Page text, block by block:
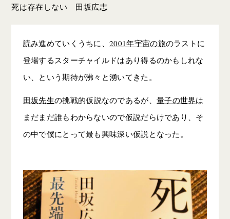
死は存在しない 田坂広志
読み進めていくうちに、2001年宇宙の旅のラストに
登場するスターチャイルドはあり得るのかもしれな
い、という期待が沸々と湧いてきた。
田坂先生の挑戦的仮説なのであるが、 量子の世界は
まだまだ誰もわからないので仮説だらけであり、そ
の中で僕にとって最も興味深い仮説となった。